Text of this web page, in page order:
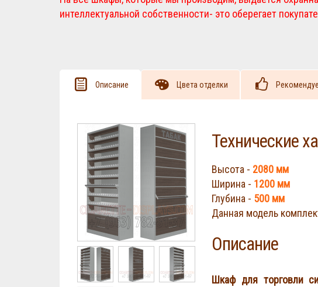
Cigarette Displays
интеллектуальной собственности- это оберегает
Описание Цвета отделки
Технические
Высота - 2080 мм
Ширина - 1200 мм
Глубина - 500 мм
Данная модель
Описание
Шкаф для торговли